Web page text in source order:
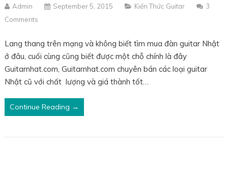
Admin September 5, 2015 Kiến Thức Guitar
3
Comments
Lang thang trên mạng và không biết tìm mua đàn guitar Nhật
ở đâu, cuối cùng cũng biết được một chỗ chính là đây
Guitarnhat.com, Guitarnhat.com chuyên bán các loại guitar
Nhật cũ với chất lượng và giá thành tốt…
Continue Reading →